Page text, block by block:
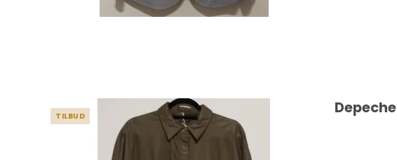
TILBUD Depeche